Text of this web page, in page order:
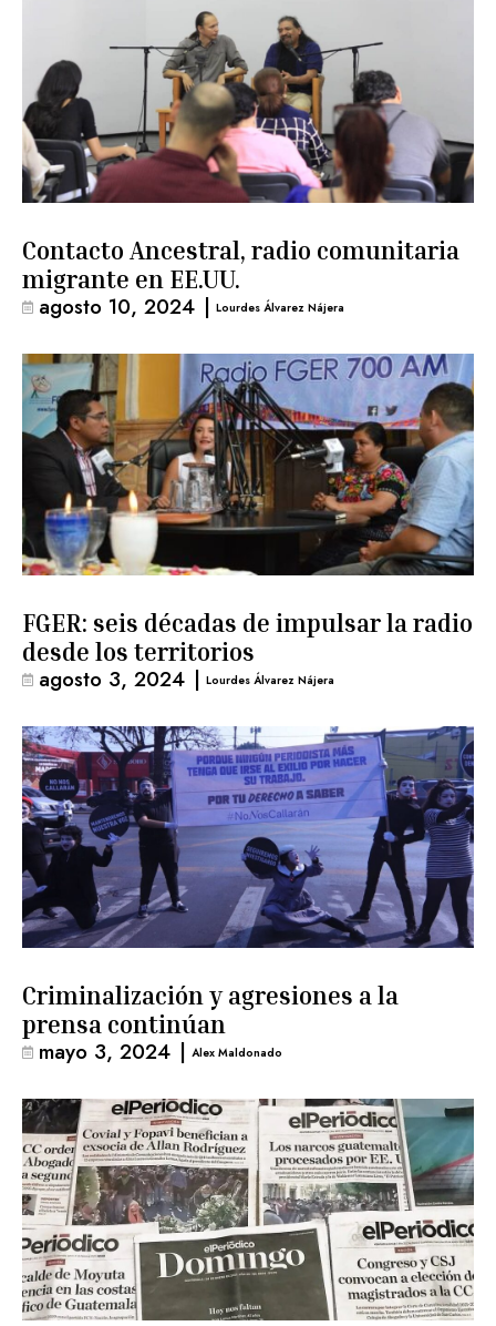
Contacto Ancestral, radio comunitaria
migrante en EE.UU.
agosto 10, 2024 | Lourdes Álvarez Nájera
FGER: seis décadas de impulsar la radio
desde los territorios
agosto 3, 2024 | Lourdes Álvarez Nájera
Criminalización y agresiones a la
prensa continúan
mayo 3, 2024 | Alex Maldonado